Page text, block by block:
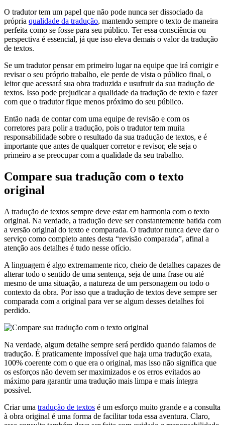
O tradutor tem um papel que não pode nunca ser dissociado da
própria qualidade da tradução, mantendo sempre o texto de maneira
perfeita como se fosse para seu público. Ter essa consciência ou
perspectiva é essencial, já que isso eleva demais o valor da tradução
de textos.
Se um tradutor pensar em primeiro lugar na equipe que irá corrigir e
revisar o seu próprio trabalho, ele perde de vista o público final, o
leitor que acessará sua obra traduzida e usufruir da sua tradução de
textos. Isso pode prejudicar a qualidade da tradução de texto e fazer
com que o tradutor fique menos próximo do seu público.
Então nada de contar com uma equipe de revisão e com os
corretores para polir a tradução, pois o tradutor tem muita
responsabilidade sobre o resultado da sua tradução de textos, e é
importante que antes de qualquer corretor e revisor, ele seja o
primeiro a se preocupar com a qualidade da seu trabalho.
Compare sua tradução com o texto
original
A tradução de textos sempre deve estar em harmonia com o texto
original. Na verdade, a tradução deve ser constantemente batida com
a versão original do texto e comparada. O tradutor nunca deve dar o
serviço como completo antes desta “revisão comparada”, afinal a
atenção aos detalhes é tudo nesse ofício.
A linguagem é algo extremamente rico, cheio de detalhes capazes de
alterar todo o sentido de uma sentença, seja de uma frase ou até
mesmo de uma situação, a natureza de um personagem ou todo o
contexto da obra. Por isso que a tradução de textos deve sempre ser
comparada com a original para ver se algum desses detalhes foi
perdido.
Na verdade, algum detalhe sempre será perdido quando falamos de
tradução. É praticamente impossível que haja uma tradução exata,
100% coerente com o que era o original, mas isso não significa que
os esforços não devem ser maximizados e os erros evitados ao
máximo para garantir uma tradução mais limpa e mais íntegra
possível.
Criar uma tradução de textos é um esforço muito grande e a consulta
à obra original é uma forma de facilitar toda essa aventura. Claro,